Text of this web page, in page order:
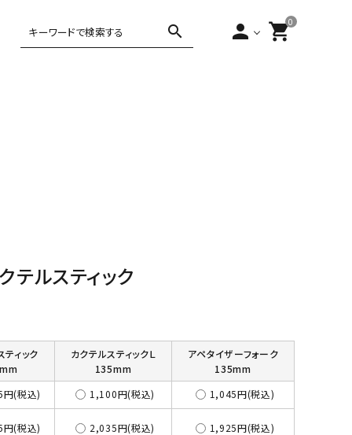
search person 0
shopping_cart
テルスティック
ティック
カクテルスティックＬ
135mm
アペタイザーフォーク
135mm
(税込) 1,100円(税込) 1,045円(税込)
(税込) 2,035円(税込) 1,925円(税込)